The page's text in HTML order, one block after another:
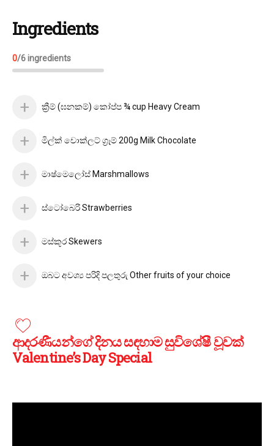
Ingredients
0/6ingredients
ක්‍රීම් (ඝනකම්) කෝප්ප ¾ cup Heavy Cream
මිල්ක් චොක්ලට් ග්‍රෑම් 200g Milk Chocolate
මාෂ්මෙලෝස් Marshmallows
ස්ටෝබෙරි Strawberries
මස්කූර Skewers
ඔබට අවශ්‍ය පරිදි පලතුරු Other fruits of your choice
ආදරණීයන්ගේ දිනය සඳහාම සුවිශේෂී වූවක්
Valentine’s Day Special